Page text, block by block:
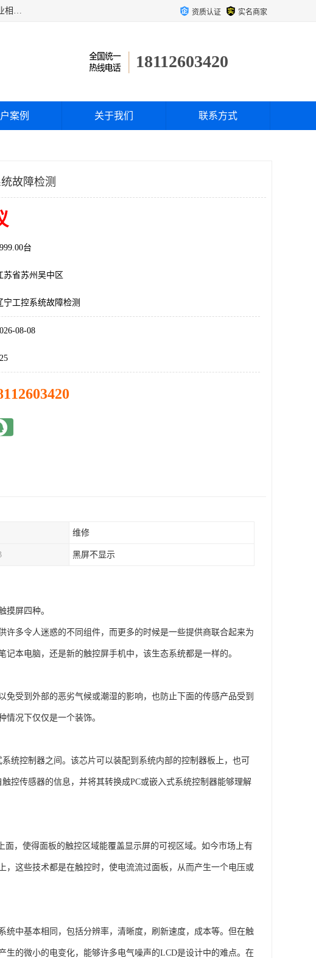
苏州技优电子技术服务公司承接：CCD工业相机维修、康耐视cognex工业相机维修、触摸屏电源维修、德国Basler巴斯勒工业相机维修、科研蛋白分析仪制冷相机维修等各种设备维修。公司客户行业涉及机械制造、注塑业、橡胶、电路板制造工厂、印刷、电梯、汽车生产、发电、电镀、医疗、食品、包装等。 资质认证 实名商家
18112603420
案例 关于我们 联系方式
故障检测
台
苏省苏州吴中区
宁工控系统故障检测
08-08
维修
黑屏不显示
摸屏四种。
多令人迷惑的不同组件，而更多的时候是一些提供商联合起来为
本电脑，还是新的触控屏手机中，该生态系统都是一样的。
受到外部的恶劣气候或潮湿的影响，也防止下面的传感产品受到
况下仅仅是一个装饰。
统控制器之间。该芯片可以装配到系统内部的控制器板上，也可
控传感器的信息，并将其转换成PC或嵌入式系统控制器能够理解
，使得面板的触控区域能覆盖显示屏的可视区域。如今市场上有
这些技术都是在触控时，使电流流过面板，从而产生一个电压或
中基本相同，包括分辨率，清晰度，刷新速度，成本等。但在触
的微小的电变化，能够许多电气噪声的LCD是设计中的难点。在